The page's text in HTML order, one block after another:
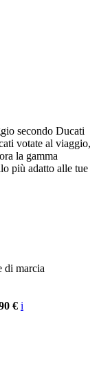
secondo Ducati
votate al viaggio,
la gamma
più adatto alle tue
di marcia
€ i